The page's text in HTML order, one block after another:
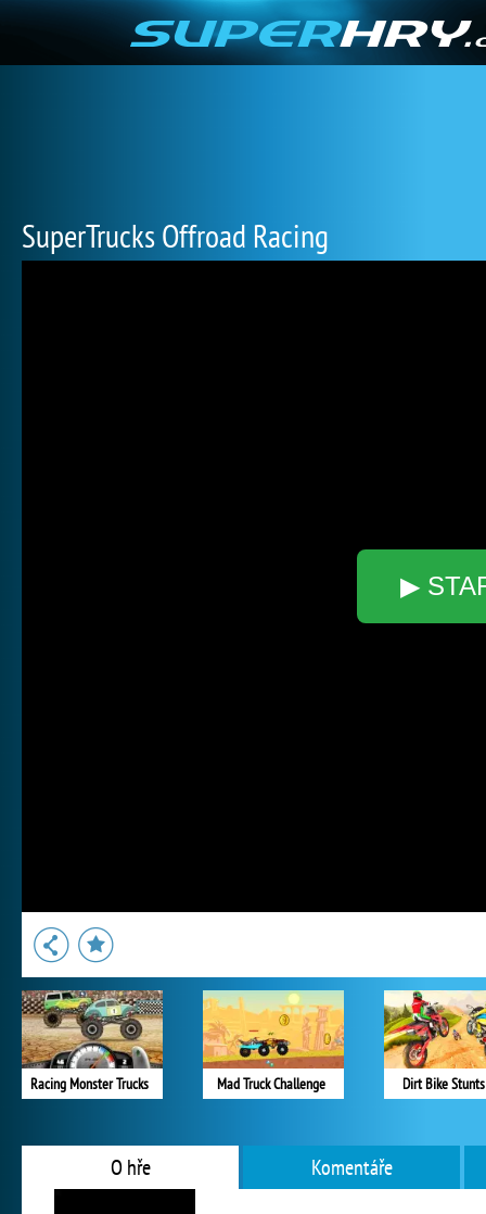
SuperTrucks Offroad Racing
▶
Racing Monster Trucks Mad Truck Challenge Dirt Bike
O hře Komentáře